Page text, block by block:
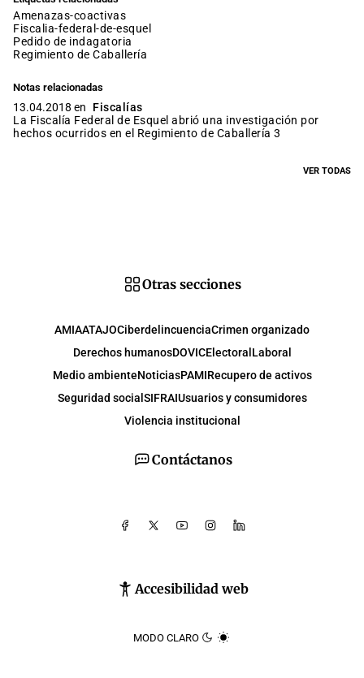
amenazas-coactivas
fiscalia-federal-de-esquel
pedido de indagatoria
Regimiento de Caballería
Notas relacionadas
13.04.2018 en
Fiscalías
La Fiscalía Federal de Esquel abrió una investigación por
hechos ocurridos en el Regimiento de Caballería 3
VER TODAS
Contáctanos
Accesibilidad web
MODO CLARO
Otras secciones
AMIAATAJOCiberdelincuenciaCrimen organizado
Derechos humanosDOVICElectoral Laboral
Medio ambienteNoticiasPAMIRecupero de activos
Seguridad social SIFRAIUsuarios y consumidores
Violencia institucional